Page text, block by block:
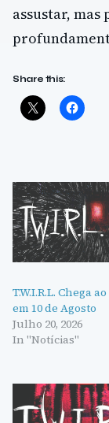
assustar,
Share this:
T.W.I.R.L. Chega
em 10 de Agosto
Julho 20, 2026
In "Notícias"